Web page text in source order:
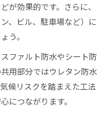
が効果的です。さらに、
、ビル、駐車場など）に
う。
ファルト防水やシート防
用部分ではウレタン防水
候リスクを踏まえた工法
につながります。